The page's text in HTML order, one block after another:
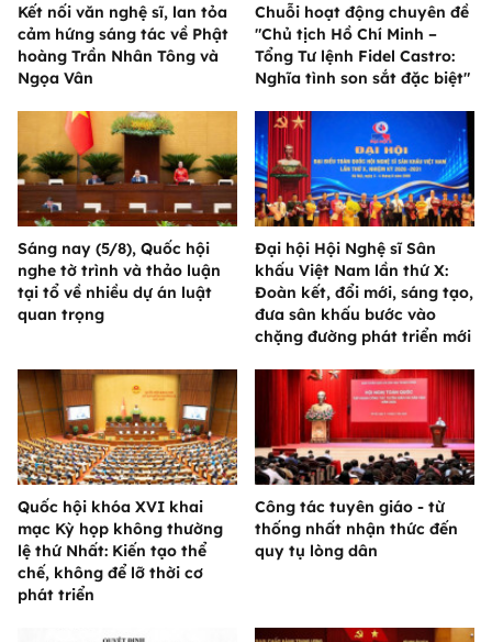
Kết nối văn nghệ sĩ, lan tỏa
cảm hứng sáng tác về Phật
hoàng Trần Nhân Tông và
Ngọa Vân
Chuỗi hoạt động chuyên đề
"Chủ tịch Hồ Chí Minh –
Tổng Tư lệnh Fidel Castro:
Nghĩa tình son sắt đặc biệt"
Sáng nay (5/8), Quốc hội
nghe tờ trình và thảo luận
tại tổ về nhiều dự án luật
quan trọng
Đại hội Hội Nghệ sĩ Sân
khấu Việt Nam lần thứ X:
Đoàn kết, đổi mới, sáng tạo,
đưa sân khấu bước vào
chặng đường phát triển mới
Quốc hội khóa XVI khai
mạc Kỳ họp không thường
lệ thứ Nhất: Kiến tạo thể
chế, không để lỡ thời cơ
phát triển
Công tác tuyên giáo - từ
thống nhất nhận thức đến
quy tụ lòng dân